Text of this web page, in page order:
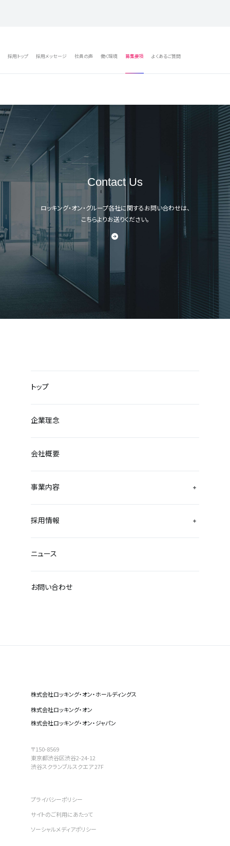
採用トップ 採用メッセージ 社員の声 働く環境 募集要項 よくあるご質問
Contact Us
ロッキング・オン・グループ各社に関するお問い合わせは、
こちらよりお送りください。
株式会社ロッキング・オン・ホールディングス
株式会社ロッキング・オン
株式会社ロッキング・オン・ジャパン
〒150-8569
東京都渋谷区渋谷2-24-12
渋谷スクランブルスクエア 27F
トップ
企業理念
会社概要
事業内容
採用情報
ニュース
お問い合わせ
プライバシーポリシー
サイトのご利用にあたって
ソーシャルメディアポリシー